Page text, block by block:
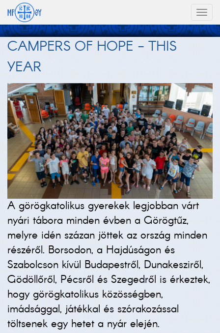
CAMPERS OF HOPE - THIS
YEAR
A görögkatolikus gyerekek legjobban várt
nyári tábora minden évben a Görögtűz,
melyre idén százan jöttek az ország minden
részéről. Borsodon, a Hajdúságon és
Szabolcson kívül Budapestről, Dunakesziről,
Gödöllőről, Pécsről és Szegedről is érkeztek,
hogy görögkatolikus közösségben,
imádsággal, játékkal és szórakozással
töltsenek egy hetet a nyár elején.